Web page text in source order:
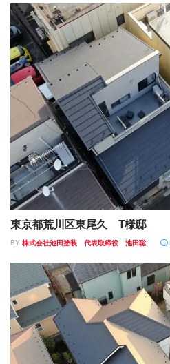
東京都荒川区東尾久 T様邸
BY 株式会社池田塗装 代表取締役 池田聡